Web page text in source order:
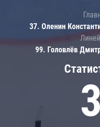
37. Оленин
99. Головлёв